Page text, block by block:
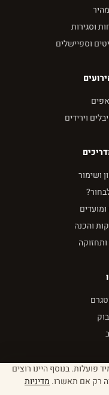
וסגירות
וספיישלים
וירידים
ושימור
והכנה
ותחזוקה
פועלות. בנוסף היינו רוצים
רק אם תאשרו. מדיניות